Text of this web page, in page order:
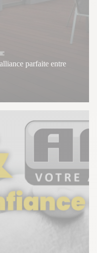
parfaite entre